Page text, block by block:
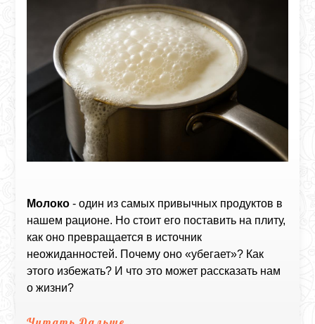
Молоко - один из самых привычных продуктов в
нашем рационе. Но стоит его поставить на плиту,
как оно превращается в источник
неожиданностей. Почему оно «убегает»? Как
этого избежать? И что это может рассказать нам
о жизни?